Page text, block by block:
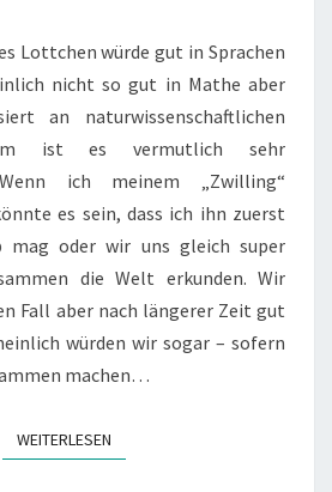
Lottchen würde gut in Sprachen
nicht so gut in Mathe aber
an naturwissenschaftlichen
ist es vermutlich sehr
ich meinem „Zwilling“
es sein, dass ich ihn zuerst
mag oder wir uns gleich super
die Welt erkunden. Wir
Fall aber nach längerer Zeit gut
würden wir sogar – sofern
machen…
WEITERLESENWEITERLESEN